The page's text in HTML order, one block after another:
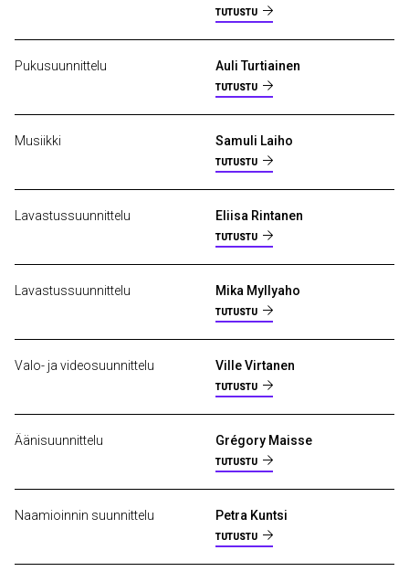
TUTUSTU
Pukusuunnittelu Auli Turtiainen
TUTUSTU
Musiikki Samuli Laiho
TUTUSTU
Lavastussuunnittelu Eliisa Rintanen
TUTUSTU
Lavastussuunnittelu Mika Myllyaho
TUTUSTU
Valo- ja videosuunnittelu Ville Virtanen
TUTUSTU
Äänisuunnittelu Grégory Maisse
TUTUSTU
Naamioinnin suunnittelu Petra Kuntsi
TUTUSTU